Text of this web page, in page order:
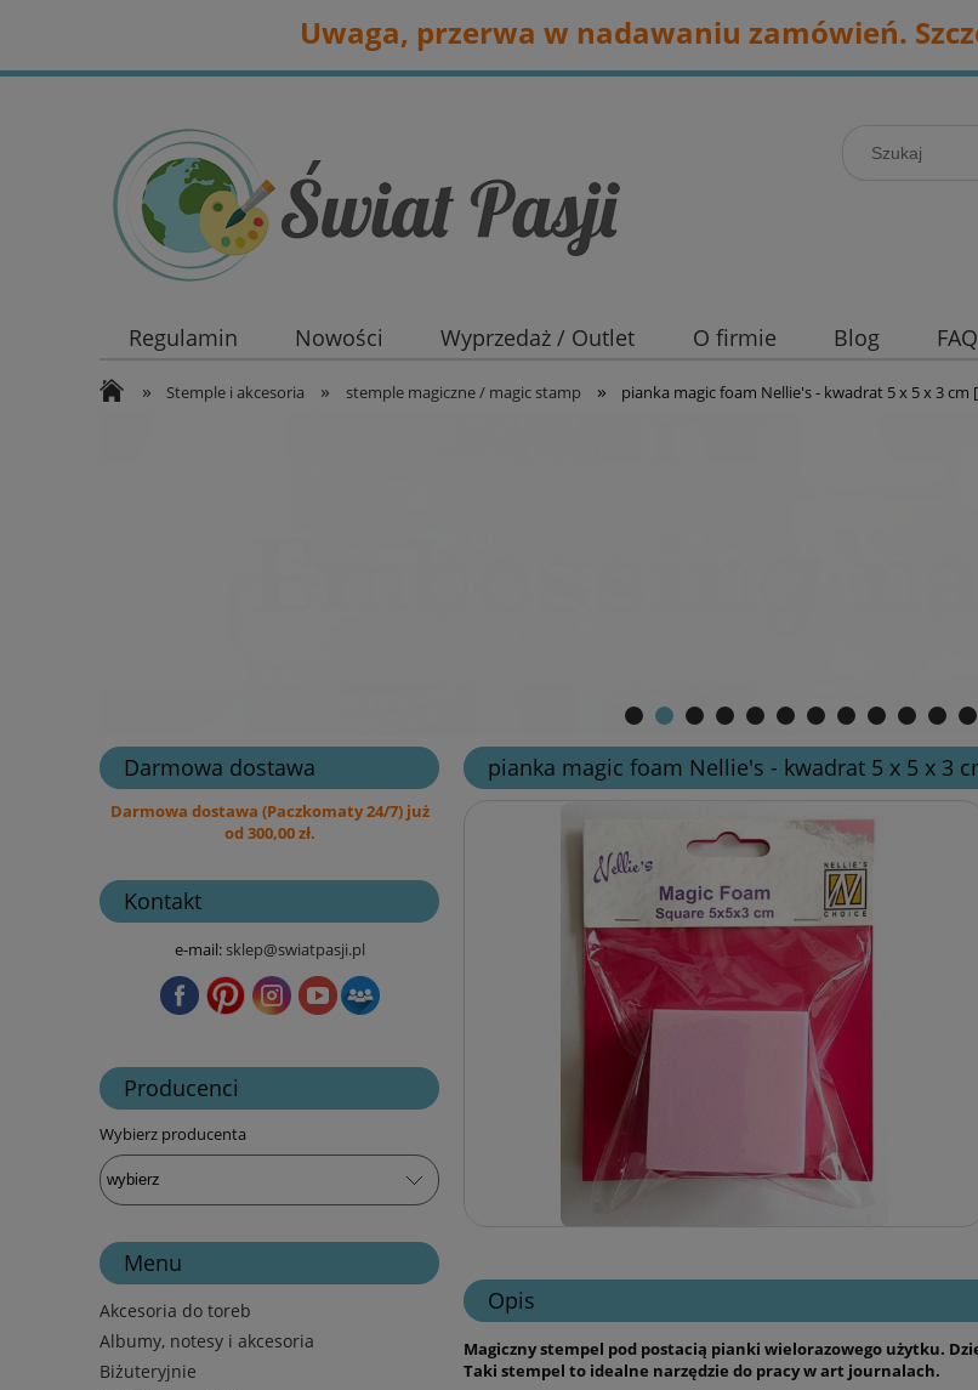
Uwaga, przerwa w nadawaniu zamówień.
Regulamin Nowości Wyprzedaż / Outlet O firmie Blog FAQ
» Stemple i akcesoria » stemple magiczne / magic stamp » pianka magic foam Nellie's - kwadrat 5 x 5 x 3 cm
Darmowa dostawa
Darmowa dostawa (Paczkomaty 24/7) już
od 300,00 zł.
Kontakt
e-mail:sklep@swiatpasji.pl
Producenci
Wybierz producenta
Menu
Akcesoria do toreb
Albumy, notesy i akcesoria
Biżuteryjnie
pianka magic foam Nellie's - kwadrat 5 x 5 x 3
Opis
Magiczny stempel pod postacią pianki wielorazowego użytku.
Taki stempel to idealne narzędzie do pracy w art journalach.